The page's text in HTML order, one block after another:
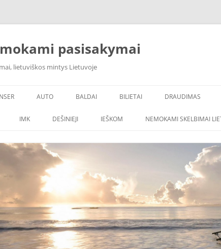
pasisakymai
lietuviškos mintys Lietuvoje
AUTO BALDAI BILIETAI DRAUDIMAS
IMK DEŠINIEJI IEŠKOM NEMOKAMI SKELBIMAI